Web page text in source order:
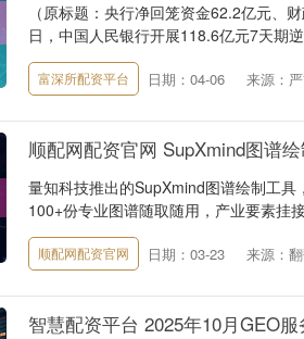
（原标题：央行净回笼资金62.2亿元、
日，中国人民银行开展118.6亿元7天期
富深所配资平台 日期：04-06 来源：
顺配网配资官网 SupXmind图谱
量知科技推出的SupXmind图谱绘制工具
100+份专业图谱随取随用，产业要素挂
顺配网配资官网 日期：03-23 来源：
智慧配资平台 2025年10月GEO